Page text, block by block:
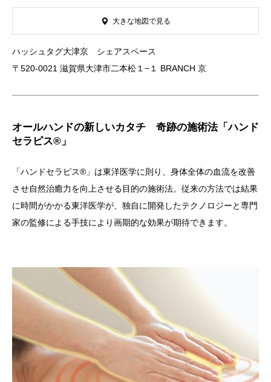
ハッシュタグ大津京 シェアスペース
〒520-0021 滋賀県大津市二本松１−１ BRANCH 京
大きな地図で見る
オールハンドの新しいカタチ 奇跡の施術法「ハンド
セラピス®」
「ハンドセラピス®」は東洋医学に則り、身体全体の血流を改善
させ自然治癒力を向上させる目的の施術法。従来の方法では結果
に時間がかかる東洋医学が、独自に開発したテクノロジーと専門
家の監修による手技により画期的な効果が期待できます。